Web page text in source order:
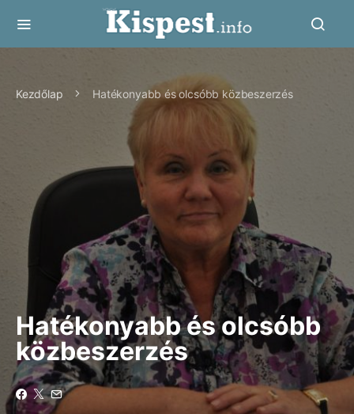
Kezdőlap Hatékonyabb és olcsóbb közbeszerzés
Hatékonyabb és olcsóbb
közbeszerzés